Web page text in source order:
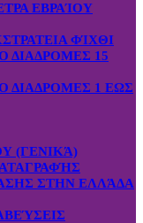
ΕΒΡΑΊΟΥ
ΦΊΧΘΙ
ΔΙΑΔΡΟΜΕΣ 15
ΔΙΑΔΡΟΜΕΣ 1 ΕΩΣ
(ΓΕΝΙΚΆ)
ΣΤΗΝ ΕΛΛΆΔΑ